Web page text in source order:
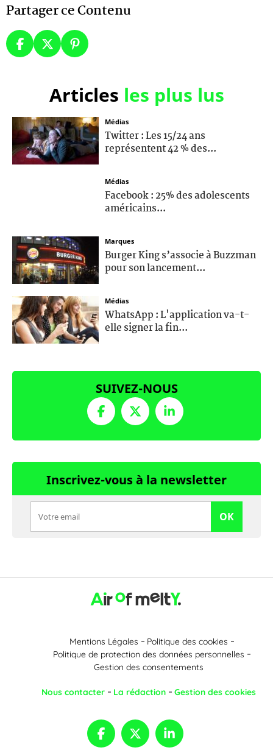
Partager ce Contenu
Articles les plus lus
Médias
Twitter : Les 15/24 ans
représentent 42 % des...
Médias
Facebook : 25% des adolescents
américains...
Marques
Burger King s’associe à Buzzman
pour son lancement...
Médias
WhatsApp : L'application va-t-
elle signer la fin...
SUIVEZ-NOUS
Inscrivez-vous à la newsletter
OK
Mentions Légales
Politique des cookies
Politique de protection des données personnelles
Gestion des consentements
Nous contacter La rédaction Gestion des cookies